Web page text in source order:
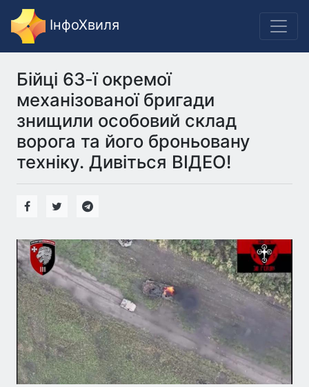
ІнфоХвиля
Бійці 63-ї окремої
механізованої бригади
знищили особовий склад
ворога та його броньовану
техніку. Дивіться ВІДЕО!